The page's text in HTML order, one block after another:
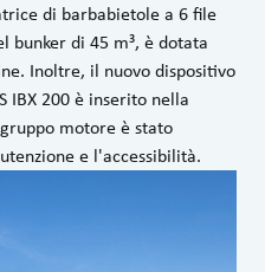
di barbabietole a 6 file
bunker di 45 m³, è dotata
Inoltre, il nuovo dispositivo
IBX 200 è inserito nella
motore è stato
e l'accessibilità.